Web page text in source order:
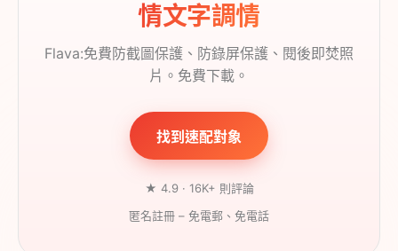
情文字調情
Flava:免費防截圖保護、防錄屏保護、閱後即焚照
片。免費下載。
找到速配對象
★ 4.9 · 16K+ 則評論
匿名註冊 – 免電郵、免電話